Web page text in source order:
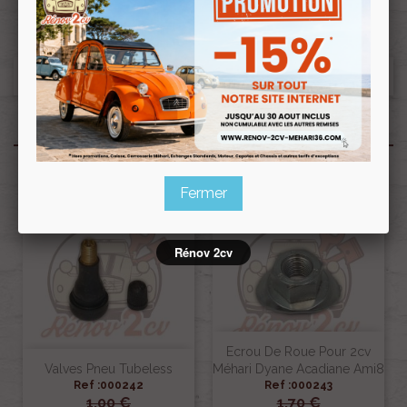
Produits associés
Valves Pneu Tubeless
Ref :000242
1,00 €
Ecrou De Roue Pour 2cv
Méhari Dyane Acadiane Ami8
Ref :000243
1,70 €
Fermer
Rénov 2cv